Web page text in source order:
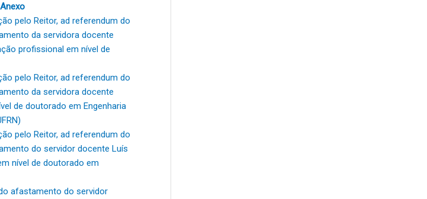
Anexo
pelo Reitor, ad referendum do
da servidora docente
profissional em nível de
pelo Reitor, ad referendum do
da servidora docente
de doutorado em Engenharia
pelo Reitor, ad referendum do
do servidor docente Luís
nível de doutorado em
afastamento do servidor